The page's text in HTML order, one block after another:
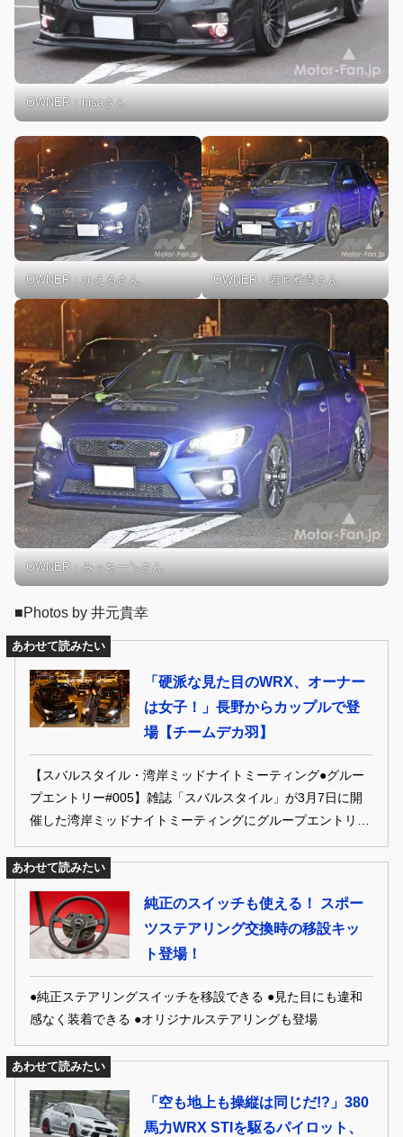
OWNER：hisaさん
OWNER：かえるさん OWNER：岩崎雅貴さん
OWNER：みっちー㌧さん
■Photos by 井元貴幸
あわせて読みたい
「硬派な見た目のWRX、オーナー
は女子！」長野からカップルで登
場【チームデカ羽】
【スバルスタイル・湾岸ミッドナイトミーティング●グルー
プエントリー#005】雑誌「スバルスタイル」が3月7日に開
催した湾岸ミッドナイトミーティングにグループエントリー
した「チームデカ羽」。なんと長野から遠路はるばる参戦し
てくれたスバル車カップル。トレードマークはもちろん大き
なリアウイング！
あわせて読みたい
純正のスイッチも使える！ スポー
ツステアリング交換時の移設キッ
ト登場！
●純正ステアリングスイッチを移設できる ●見た目にも違和
感なく装着できる ●オリジナルステアリングも登場
あわせて読みたい
「空も地上も操縦は同じだ!?」380
馬力WRX STIを駆るパイロット、